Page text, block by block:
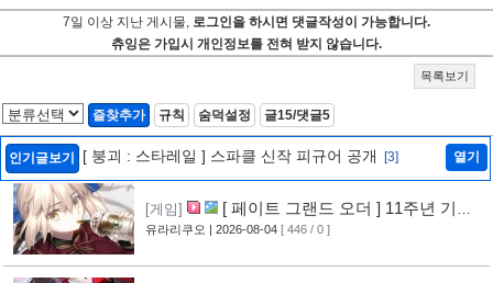
7일 이상 지난 게시물,
로그인을 하시면 댓글작성이 가능합니다.
츄잉은 가입시 개인정보를 전혀 받지 않습니다.
목록보기
즐찾추가 규칙 숨덕설정 글15/댓글5
인기글보기 [ 붕괴 : 스타레일 ] 스파클 신작 피규어 공개 [3] 열기
[게임]
[ 페이트 그랜드 오더 ] 11주년 기념
영상 공개
[6]
유라리쿠오 | 2026-08-04 [ 446 / 0 ]